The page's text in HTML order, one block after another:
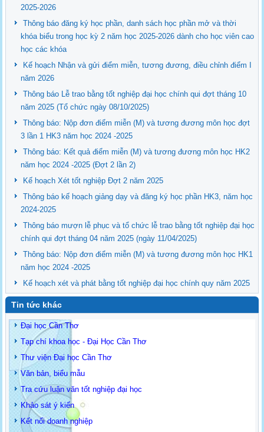
2025-2026
Thông báo đăng ký học phần, danh sách học phần mở và thời
khóa biểu trong học kỳ 2 năm học 2025-2026 dành cho học viên cao
học các khóa
Kế hoạch Nhận và gửi điểm miễn, tương đương, điều chỉnh điểm I
năm 2026
Thông báo Lễ trao bằng tốt nghiệp đại học chính qui đợt tháng 10
năm 2025 (Tổ chức ngày 08/10/2025)
Thông báo: Nộp đơn điểm miễn (M) và tương đương môn học đợt
3 lần 1 HK3 năm học 2024 -2025
Thông báo: Kết quả điểm miễn (M) và tương đương môn học HK2
năm học 2024 -2025 (Đợt 2 lần 2)
Kế hoạch Xét tốt nghiệp Đợt 2 năm 2025
Thông báo kế hoạch giảng dạy và đăng ký học phần HK3, năm học
2024-2025
Thông báo mượn lễ phục và tổ chức lễ trao bằng tốt nghiệp đại học
chính qui đợt tháng 04 năm 2025 (ngày 11/04/2025)
Thông báo: Nộp đơn điểm miễn (M) và tương đương môn học HK1
năm học 2024 -2025
Kế hoạch xét và phát bằng tốt nghiệp đại học chính quy năm 2025
Tin tức khác
Đại học Cần Thơ
Tạp chí khoa học - Đại Học Cần Thơ
Thư viện Đại học Cần Thơ
Văn bản, biểu mẫu
Tra cứu luận văn tốt nghiệp đại học
Khảo sát ý kiến
Kết nối doanh nghiệp